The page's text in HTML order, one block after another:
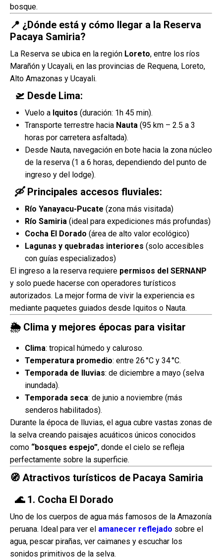
bosque.
📍 ¿Dónde está y cómo llegar a la Reserva
Pacaya Samiria?
La Reserva se ubica en la región Loreto, entre los ríos
Marañón y Ucayali, en las provincias de Requena, Loreto,
Alto Amazonas y Ucayali.
🛫 Desde Lima:
Vuelo a Iquitos (duración: 1h 45 min).
Transporte terrestre hacia Nauta (95 km – 2.5 a 3
horas por carretera asfaltada).
Desde Nauta, navegación en bote hacia la zona núcleo
de la reserva (1 a 6 horas, dependiendo del punto de
ingreso y del lodge).
🛶 Principales accesos fluviales:
Río Yanayacu-Pucate (zona más visitada)
Río Samiria (ideal para expediciones más profundas)
Cocha El Dorado (área de alto valor ecológico)
Lagunas y quebradas interiores (solo accesibles
con guías especializados)
El ingreso a la reserva requiere permisos del SERNANP
y solo puede hacerse con operadores turísticos
autorizados. La mejor forma de vivir la experiencia es
mediante paquetes guiados desde Iquitos o Nauta.
🌦 Clima y mejores épocas para visitar
Clima: tropical húmedo y caluroso.
Temperatura promedio: entre 26 °C y 34 °C.
Temporada de lluvias: de diciembre a mayo (selva
inundada).
Temporada seca: de junio a noviembre (más
senderos habilitados).
Durante la época de lluvias, el agua cubre vastas zonas de
la selva creando paisajes acuáticos únicos conocidos
como “bosques espejo”, donde el cielo se refleja
perfectamente sobre la superficie.
🧭 Atractivos turísticos de Pacaya Samiria
🌊 1. Cocha El Dorado
Uno de los cuerpos de agua más famosos de la Amazonía
peruana. Ideal para ver el amanecer reflejado sobre el
agua, pescar pirañas, ver caimanes y escuchar los
sonidos primitivos de la selva.